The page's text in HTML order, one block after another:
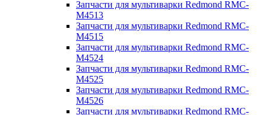
Запчасти для мультиварки Redmond RMC-
M4513
Запчасти для мультиварки Redmond RMC-
M4515
Запчасти для мультиварки Redmond RMC-
M4524
Запчасти для мультиварки Redmond RMC-
M4525
Запчасти для мультиварки Redmond RMC-
M4526
Запчасти для мультиварки Redmond RMC-